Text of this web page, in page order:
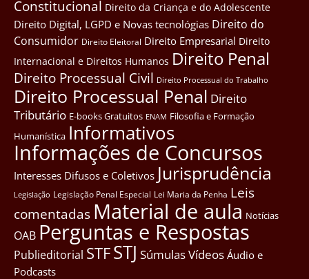
Constitucional Direito da Criança e do Adolescente
Direito Digital, LGPD e Novas tecnológias Direito do
Consumidor Direito Eleitoral Direito Empresarial Direito
Internacional e Direitos Humanos Direito Penal
Direito Processual Civil Direito Processual do Trabalho
Direito Processual Penal Direito
Tributário E-books Gratuitos ENAM Filosofia e Formação
Humanística Informativos
Informações de Concursos
Interesses Difusos e Coletivos Jurisprudência
Legislação Legislação Penal Especial Lei Maria da Penha Leis
comentadas Material de aula Notícias
OAB Perguntas e Respostas
Publieditorial STFSTJ SúmulasVídeos Áudio e
Podcasts